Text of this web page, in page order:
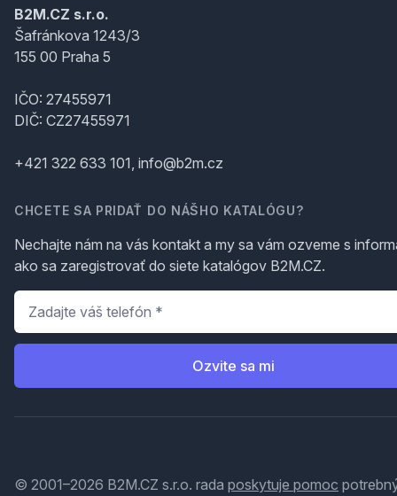
B2M.CZ s.r.o.
Šafránkova 1243/3
155 00 Praha 5
IČO: 27455971
DIČ: CZ27455971
+421 322 633 101, info@b2m.cz
CHCETE SA PRIDAŤ DO NÁŠHO KATALÓGU?
Nechajte nám na vás kontakt a my sa vám ozveme s
ako sa zaregistrovať do siete katalógov B2M.CZ.
Telefón
Ozvite sa mi
© 2001–2026 B2M.CZ s.r.o. rada poskytuje pomoc